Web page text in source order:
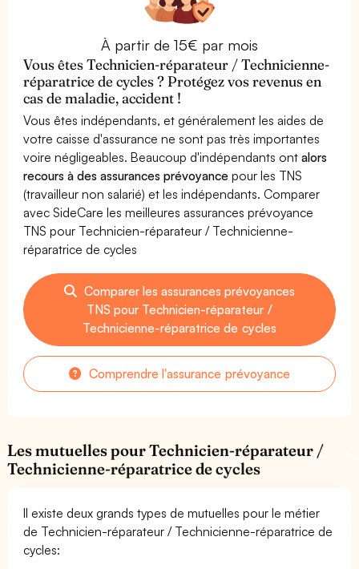
À partir de 15€ par mois
Vous êtes Technicien-réparateur / Technicienne-
réparatrice de cycles ? Protégez vos revenus en
cas de maladie, accident !
Vous êtes indépendants, et généralement les aides de
votre caisse d'assurance ne sont pas très importantes
voire négligeables. Beaucoup d'indépendants ontalors
recours à des assurances prévoyance pour les TNS
(travailleur non salarié) et les indépendants. Comparer
avec SideCare les meilleures assurances prévoyance
TNS pour Technicien-réparateur / Technicienne-
réparatrice de cycles
Comparer les assurances prévoyances
TNS pour Technicien-réparateur /
Technicienne-réparatrice de cycles
Comprendre l'assurance prévoyance
Les mutuelles pour Technicien-réparateur /
Technicienne-réparatrice de cycles
Il existe deux grands types de mutuelles pour le métier
de Technicien-réparateur / Technicienne-réparatrice de
cycles: